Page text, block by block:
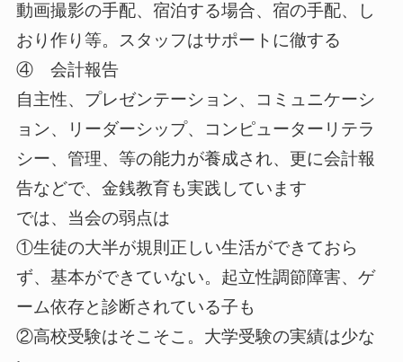
動画撮影の手配、宿泊する場合、宿の手配、し
おり作り等。スタッフはサポートに徹する
④ 会計報告
自主性、プレゼンテーション、コミュニケーシ
ョン、リーダーシップ、コンピューターリテラ
シー、管理、等の能力が養成され、更に会計報
告などで、金銭教育も実践しています
では、当会の弱点は
①生徒の大半が規則正しい生活ができておら
ず、基本ができていない。起立性調節障害、ゲ
ーム依存と診断されている子も
②高校受験はそこそこ。大学受験の実績は少な